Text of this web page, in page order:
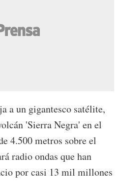
a un gigantesco satélite,
'Sierra Negra' en el
4.500 metros sobre el
radio ondas que han
por casi 13 mil millones